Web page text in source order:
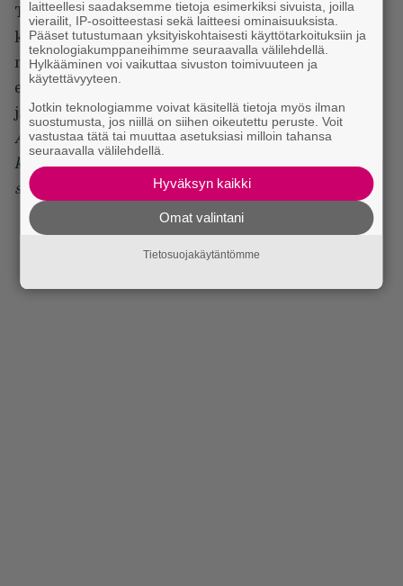
Tärkeintä on kuitenkin se, että viihdyin ja sain jo
kaksi kolmasosaa illan bändeistä todistamalla
narkattua tajuntani niin täyteen tyystin toisistaan
eroavaa elävän metallin energiaa, että sillä pärjää
jälleen tovin verran eteenpäin.
Alla Mikko Pylkön otoksia Behemothin keikalta
kuvagallerian muodossa. Klikkaa kuvaa
suuremmaksi ja navigoi nuolin.
laitteellesi saadaksemme tietoja esimerkiksi sivuista, joilla
vierailit, IP-osoitteestasi sekä laitteesi ominaisuuksista.
Pääset tutustumaan yksityiskohtaisesti käyttötarkoituksiin ja
teknologiakumppaneihimme seuraavalla välilehdellä.
Hylkääminen voi vaikuttaa sivuston toimivuuteen ja
käytettävyyteen.
Jotkin teknologiamme voivat käsitellä tietoja myös ilman
suostumusta, jos niillä on siihen oikeutettu peruste. Voit
vastustaa tätä tai muuttaa asetuksiasi milloin tahansa
seuraavalla välilehdellä.
Hyväksyn kaikki
Omat valintani
Tietosuojakäytäntömme